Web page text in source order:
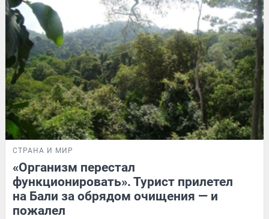
СТРАНА И МИР
«Организм перестал
функционировать». Турист прилетел
на Бали за обрядом очищения — и
пожалел